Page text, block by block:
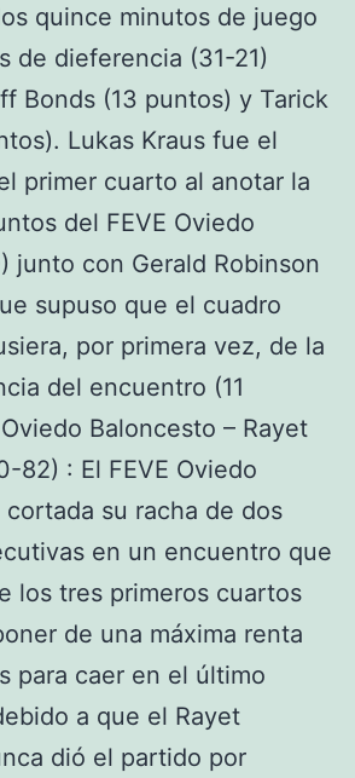
quince minutos de juego
de dieferencia (31-21)
Bonds (13 puntos) y Tarick
Lukas Kraus fue el
primer cuarto al anotar la
del FEVE Oviedo
junto con Gerald Robinson
supuso que el cuadro
por primera vez, de la
del encuentro (11
Baloncesto – Rayet
82) : El FEVE Oviedo
su racha de dos
en un encuentro que
los tres primeros cuartos
de una máxima renta
para caer en el último
a que el Rayet
dió el partido por